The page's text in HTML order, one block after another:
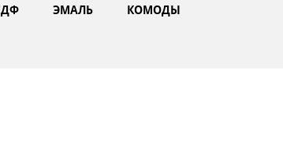
ЭМАЛЬ КОМОДЫ